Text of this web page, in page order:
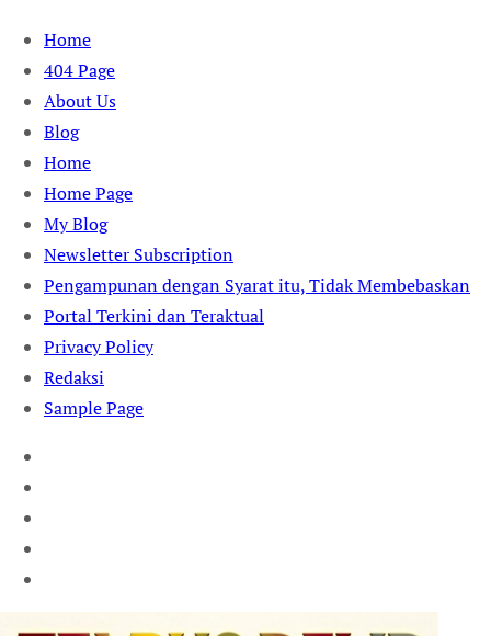
Skip
content
Home
404 Page
About Us
Blog
Home
Home Page
My Blog
Newsletter Subscription
Pengampunan dengan Syarat itu, Tidak Membebaskan
Portal Terkini dan Teraktual
Privacy Policy
Redaksi
Sample Page